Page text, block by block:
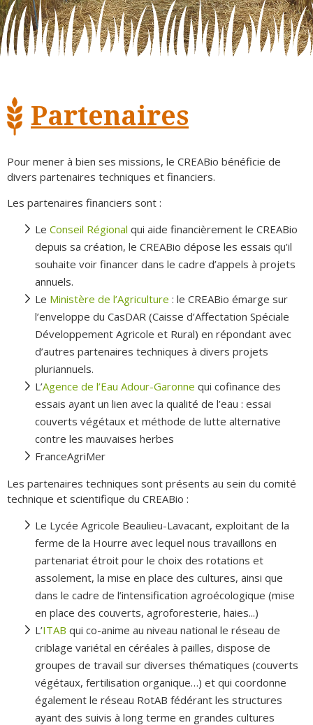
Partenaires
Pour mener à bien ses missions, le CREABio bénéficie de
divers partenaires techniques et financiers.
Les partenaires financiers sont :
Le Conseil Régional qui aide financièrement le CREABio
depuis sa création, le CREABio dépose les essais qu’il
souhaite voir financer dans le cadre d’appels à projets
annuels.
Le Ministère de l’Agriculture : le CREABio émarge sur
l’enveloppe du CasDAR (Caisse d’Affectation Spéciale
Développement Agricole et Rural) en répondant avec
d’autres partenaires techniques à divers projets
pluriannuels.
L’Agence de l’Eau Adour-Garonne qui cofinance des
essais ayant un lien avec la qualité de l’eau : essai
couverts végétaux et méthode de lutte alternative
contre les mauvaises herbes
FranceAgriMer
Les partenaires techniques sont présents au sein du comité
technique et scientifique du CREABio :
Le Lycée Agricole Beaulieu-Lavacant, exploitant de la
ferme de la Hourre avec lequel nous travaillons en
partenariat étroit pour le choix des rotations et
assolement, la mise en place des cultures, ainsi que
dans le cadre de l’intensification agroécologique (mise
en place des couverts, agroforesterie, haies...)
L’ITAB qui co-anime au niveau national le réseau de
criblage variétal en céréales à pailles, dispose de
groupes de travail sur diverses thématiques (couverts
végétaux, fertilisation organique…) et qui coordonne
également le réseau RotAB fédérant les structures
ayant des suivis à long terme en grandes cultures